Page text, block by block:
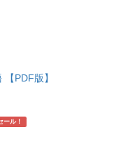
PDF版】
ール！